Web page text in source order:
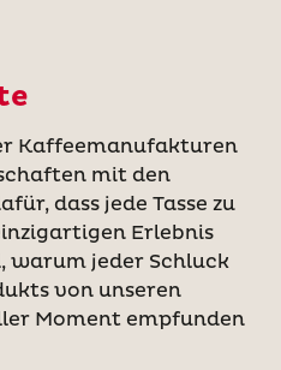
Kaffeemanufakturen
mit den
dass jede Tasse zu
Erlebnis
warum jeder Schluck
von unseren
Moment empfunden